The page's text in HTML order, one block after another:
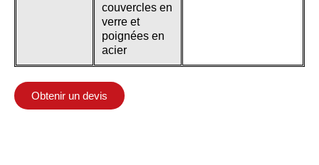
couvercles en
verre et
poignées en
acier
Obtenir un devis